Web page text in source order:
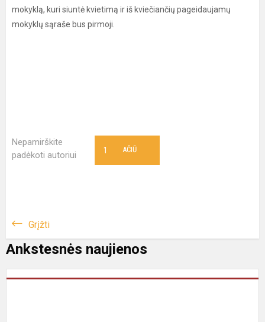
mokyklą, kuri siuntė kvietimą ir iš kviečiančių pageidaujamų
mokyklų sąraše bus pirmoji.
Nepamirškite
padėkoti autoriui
AČIŪ
1
Grįžti
Ankstesnės naujienos